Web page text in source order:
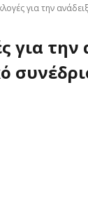
για την
για την